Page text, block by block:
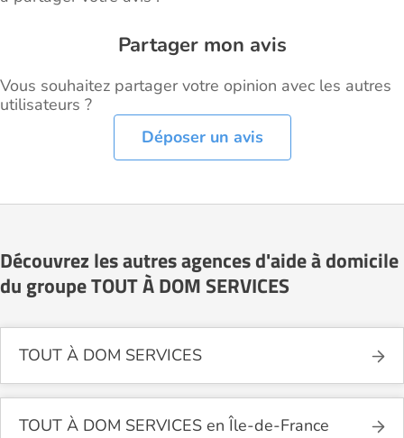
Partager mon avis
Vous souhaitez partager votre opinion avec les autres
utilisateurs ?
Déposer un avis
Découvrez les autres agences d'aide à domicile
du groupe TOUT À DOM SERVICES
TOUT À DOM SERVICES
TOUT À DOM SERVICES en Île-de-France